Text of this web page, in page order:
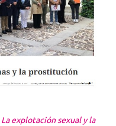
La explotación sexual y la